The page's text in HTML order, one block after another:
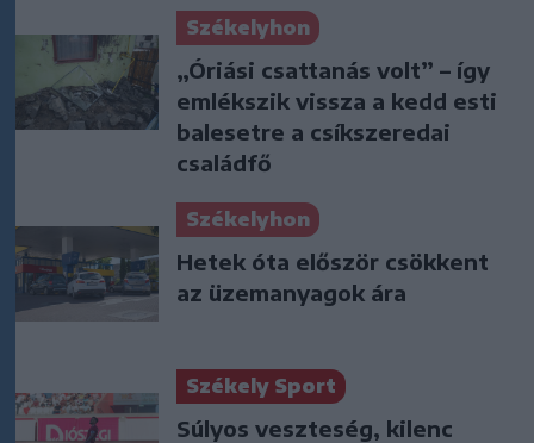
Székelyhon
„Óriási csattanás volt” – így
emlékszik vissza a kedd esti
balesetre a csíkszeredai
családfő
Székelyhon
Hetek óta először csökkent
az üzemanyagok ára
Székely Sport
Súlyos veszteség, kilenc